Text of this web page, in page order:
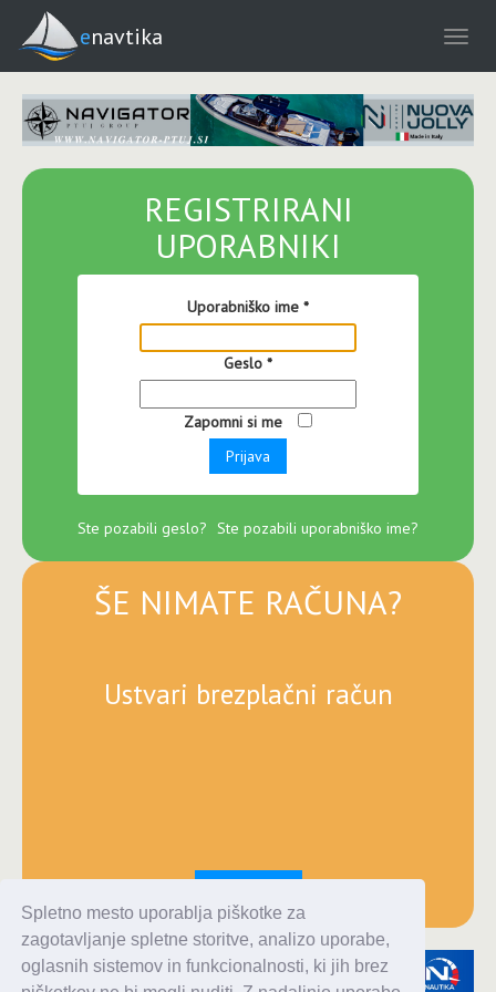
Spletno mesto uporablja piškotke za
zagotavljanje spletne storitve, analizo uporabe,
oglasnih sistemov in funkcionalnosti, ki jih brez
enavtika
REGISTRIRANI
UPORABNIKI
Uporabniško ime *
Geslo *
Zapomni si me
Prijava
Ste pozabili geslo? Ste pozabili uporabniško ime?
ŠE NIMATE RAČUNA?
Ustvari brezplačni račun